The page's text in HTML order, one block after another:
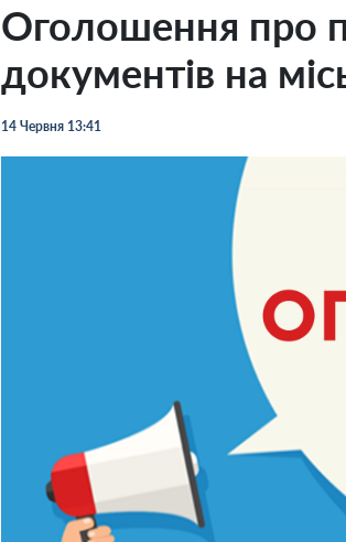
Оголошення про
документів на
14 Червня 13:41